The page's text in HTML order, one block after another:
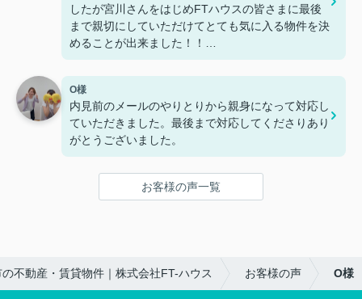
したが宮川さんをはじめFTハウスの皆さまに最後
まで親切にしていただけてとても気に入る物件を決
めることが出来ました！！
また急な予定変更にも何度も対応していただき、本
当に助かりました。
FTハウスさんで探して良かったです(*¨*)
彼氏様
営業時間が過ぎても親切に対応してくださり、他で
自分たちにピッタリな物件を見つけることができた
ので、また機会があればお願いしたいと思っていま
O様
内見前のメールのやりとりから親身になって対応し
ていただきました。最後まで対応してくださりあり
がとうございました。
お客様の声一覧
不動産・賃貸物件｜株式会社FT-ハウス お客様の声 O様